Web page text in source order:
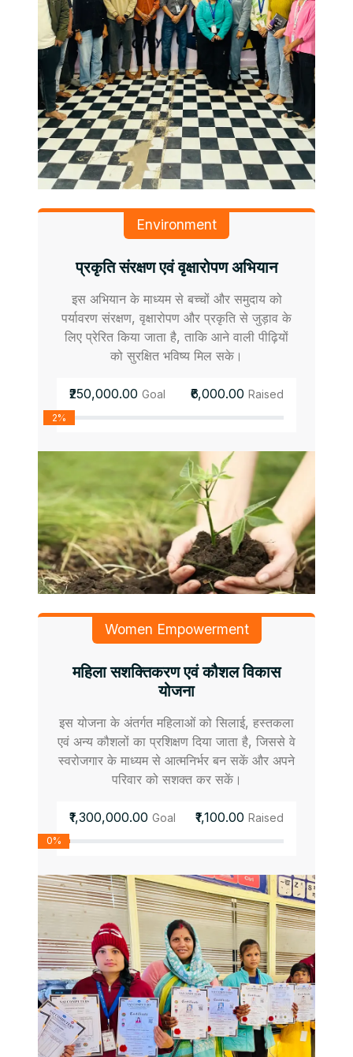
Environment
प्रकृति संरक्षण एवं वृक्षारोपण अभियान
इस अभियान के माध्यम से बच्चों और समुदाय को
पर्यावरण संरक्षण, वृक्षारोपण और प्रकृति से जुड़ाव के
लिए प्रेरित किया जाता है, ताकि आने वाली पीढ़ियों
को सुरक्षित भविष्य मिल सके।
₹250,000.00 Goal ₹6,000.00 Raised
2%
Women Empowerment
महिला सशक्तिकरण एवं कौशल विकास
योजना
इस योजना के अंतर्गत महिलाओं को सिलाई, हस्तकला
एवं अन्य कौशलों का प्रशिक्षण दिया जाता है, जिससे वे
स्वरोजगार के माध्यम से आत्मनिर्भर बन सकें और अपने
परिवार को सशक्त कर सकें।
₹1,300,000.00 Goal ₹1,100.00 Raised
0%